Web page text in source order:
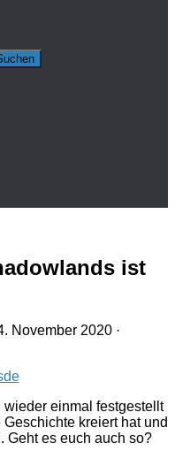
ist
November 2020 ·
einmal festgestellt
kreiert hat und
Geht es euch auch so?